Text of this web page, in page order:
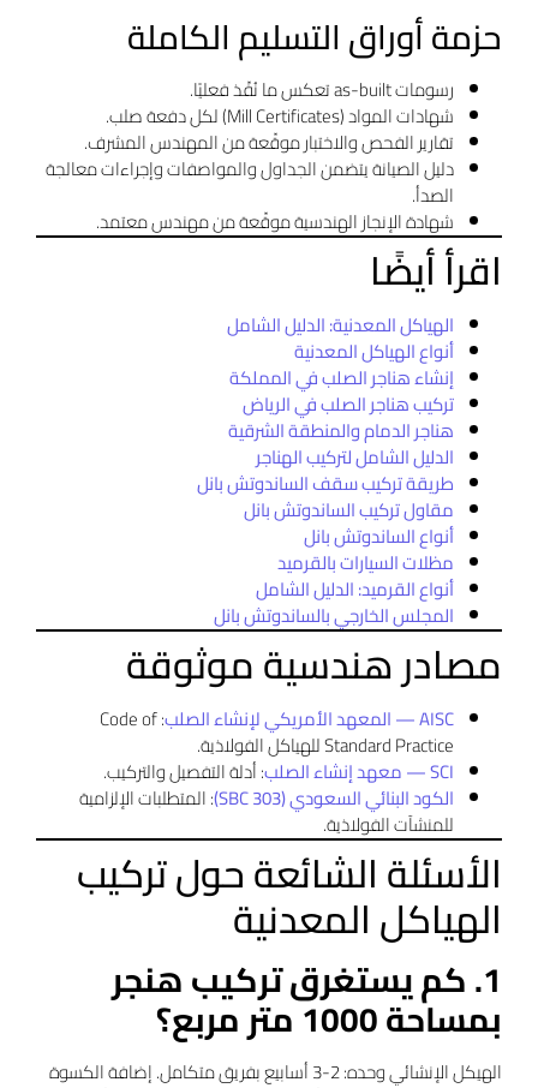
حزمة أوراق التسليم الكاملة
رسومات as-built تعكس ما نُفّذ فعليًا.
شهادات المواد (Mill Certificates) لكل دفعة صلب.
تقارير الفحص والاختبار موقّعة من المهندس المشرف.
دليل الصيانة يتضمن الجداول والمواصفات وإجراءات معالجة
الصدأ.
شهادة الإنجاز الهندسية موقّعة من مهندس معتمد.
اقرأ أيضًا
الهياكل المعدنية: الدليل الشامل
أنواع الهياكل المعدنية
إنشاء هناجر الصلب في المملكة
تركيب هناجر الصلب في الرياض
هناجر الدمام والمنطقة الشرقية
الدليل الشامل لتركيب الهناجر
طريقة تركيب سقف الساندوتش بانل
مقاول تركيب الساندوتش بانل
أنواع الساندوتش بانل
مظلات السيارات بالقرميد
أنواع القرميد: الدليل الشامل
المجلس الخارجي بالساندوتش بانل
مصادر هندسية موثوقة
AISC — المعهد الأمريكي لإنشاء الصلب : Code of
Standard Practice للهياكل الفولاذية.
SCI — معهد إنشاء الصلب : أدلة التفصيل والتركيب.
الكود البنائي السعودي (SBC 303) : المتطلبات الإلزامية
للمنشآت الفولاذية.
الأسئلة الشائعة حول تركيب
الهياكل المعدنية
1. كم يستغرق تركيب هنجر
بمساحة 1000 متر مربع؟
الهيكل الإنشائي وحده: 2-3 أسابيع بفريق متكامل. إضافة الكسوة